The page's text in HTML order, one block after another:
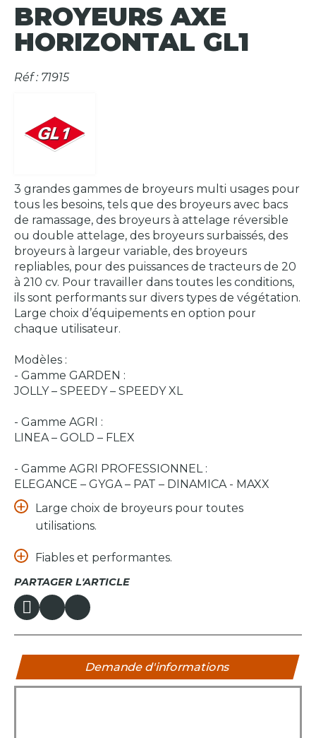
BROYEURS AXE
HORIZONTAL GL1
Réf : 71915
Large choix de broyeurs pour toutes
utilisations.
Fiables et performantes.
PARTAGER L'ARTICLE
3 grandes gammes de broyeurs multi usages pour
tous les besoins, tels que des broyeurs avec bacs
de ramassage, des broyeurs à attelage réversible
ou double attelage, des broyeurs surbaissés, des
broyeurs à largeur variable, des broyeurs
repliables, pour des puissances de tracteurs de 20
à 210 cv. Pour travailler dans toutes les conditions,
ils sont performants sur divers types de végétation.
Large choix d’équipements en option pour
chaque utilisateur.
Modèles :
- Gamme GARDEN :
JOLLY – SPEEDY – SPEEDY XL
- Gamme AGRI :
LINEA – GOLD – FLEX
- Gamme AGRI PROFESSIONNEL :
ELEGANCE – GYGA – PAT – DINAMICA - MAXX
Demande d'informations